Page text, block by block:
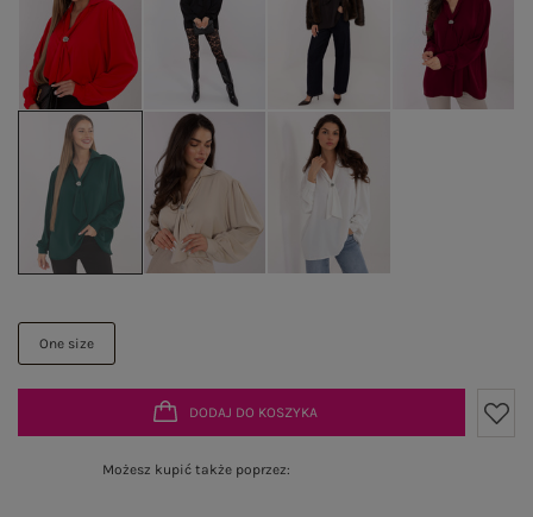
One size
DODAJ DO KOSZYKA
Możesz kupić także poprzez: